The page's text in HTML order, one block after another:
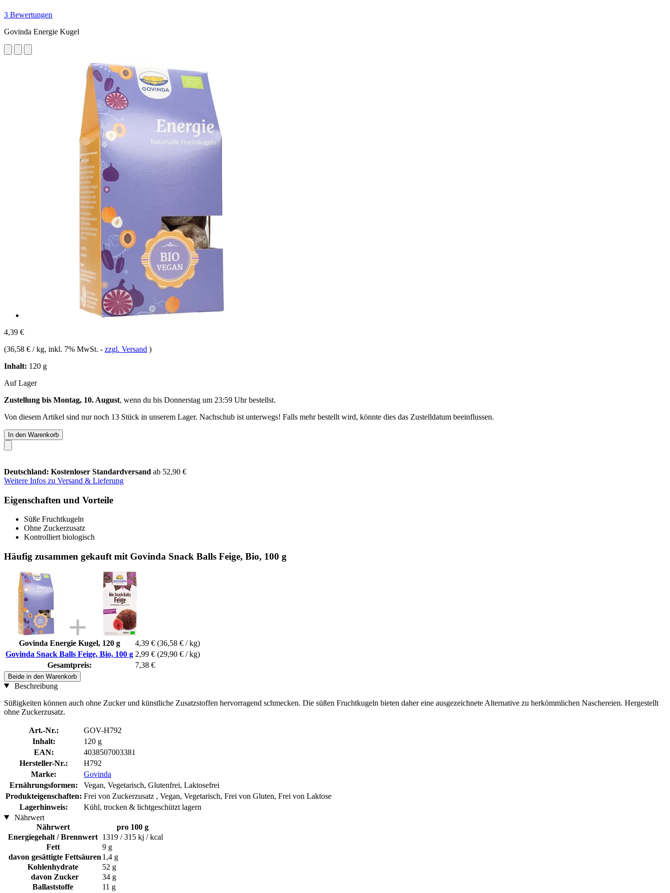
3 Bewertungen
Govinda Energie Kugel
4,39 €
(36,58 € / kg, inkl. 7% MwSt. - zzgl. Versand )
Inhalt: 120 g
Auf Lager
Zustellung bis Montag, 10. August, wenn du bis Donnerstag um 23:59 Uhrbestellst.
Von diesem Artikel sind nur noch 13 Stück in unserem Lager. Nachschub ist unterwegs! Falls mehr bestellt wird, könnte dies das Zustelldatum beeinflussen.
In den Warenkorb
Deutschland: Kostenloser Standardversand ab 52,90 €
Weitere Infos zu Versand & Lieferung
Eigenschaften und Vorteile
Süße Fruchtkugeln
Ohne Zuckerzusatz
Kontrolliert biologisch
Häufig zusammen gekauft mit Govinda Snack Balls Feige, Bio, 100 g
Govinda Energie Kugel, 120 g 4,39 € (36,58 € / kg)
Govinda Snack Balls Feige, Bio, 100 g 2,99 € (29,90 € / kg)
Gesamtpreis:
7,38 €
Beide in den Warenkorb
Beschreibung
Süßigkeiten können auch ohne Zucker und künstliche Zusatzstoffen hervorragend schmecken. Die süßen Fruchtkugeln bieten daher eine ausgezeichnete Alternative zu herkömmlichen Naschereien. Hergestellt
ohne Zuckerzusatz.
Art.-Nr.:
GOV-H792
Inhalt:
120 g
EAN:
4038507003381
Hersteller-Nr.:
H792
Marke:
Govinda
Ernährungsformen:
Vegan, Vegetarisch, Glutenfrei, Laktosefrei
Produkteigenschaften: Frei von Zuckerzusatz , Vegan, Vegetarisch, Frei von Gluten, Frei von Laktose
Lagerhinweis:
Kühl, trocken & lichtgeschützt lagern
Nährwert
Nährwert
pro 100 g
Energiegehalt / Brennwert 1319 / 315 kj / kcal
Fett
9 g
davon gesättigte Fettsäuren 1,4 g
Kohlenhydrate
52 g
davon Zucker
34 g
Ballaststoffe
11 g